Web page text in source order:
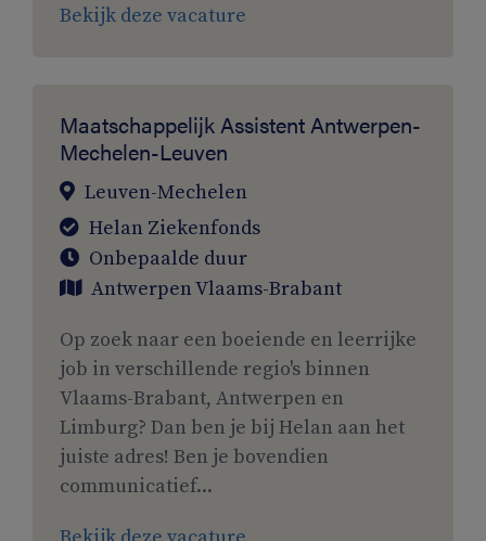
Bekijk deze vacature
Maatschappelijk Assistent Antwerpen-
Mechelen-Leuven
Leuven-Mechelen
Helan Ziekenfonds
Onbepaalde duur
AntwerpenVlaams-Brabant
Op zoek naar een boeiende en leerrijke
job in verschillende regio's binnen
Vlaams-Brabant, Antwerpen en
Limburg? Dan ben je bij Helan aan het
juiste adres! Ben je bovendien
communicatief...